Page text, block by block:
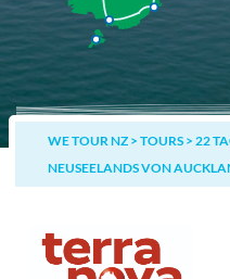
WE TOUR NZ> TOURS> 22
NEUSEELANDS VON